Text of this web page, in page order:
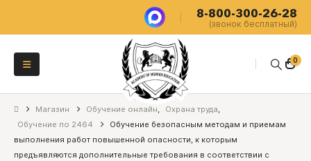
8-800-300-26-28
(звонок бесплатный)
0
Магазин Обучение онлайн, Охрана труда,
Обучение по 2464
Обучение безопасным методам и приемам
выполнения работ повышенной опасности, к которым
предъявляются дополнительные требования в соответствии с